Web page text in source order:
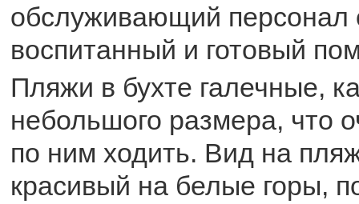
обслуживающий персонал
воспитанный и готовый
Пляжи в бухте галечные,
небольшого размера, что
по ним ходить. Вид на
красивый на белые горы,